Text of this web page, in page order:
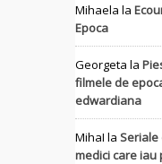
Mihaela la
Epoca
Georgeta la
filmele de
edwardiana
MihaI la Seriale
medici care